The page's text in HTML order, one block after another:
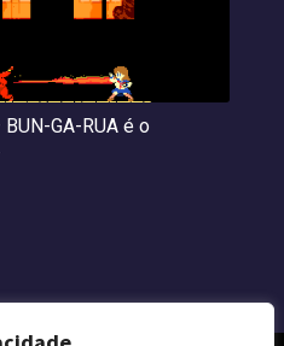
GA-RUA é o